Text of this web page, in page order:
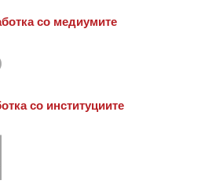
со медиумите
со институциите